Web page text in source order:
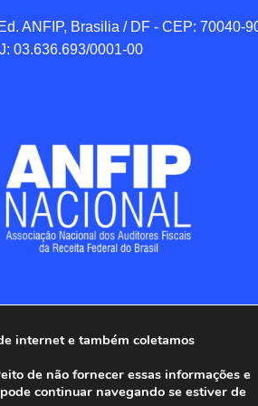
ANFIP, Brasilia / DF - CEP: 70040-
03.636.693/0001-00
Auditores Fiscais da Receita Federal
Direitos Reservados.
internet e também coletamos
de não fornecer essas informações e
continuar navegando se estiver de